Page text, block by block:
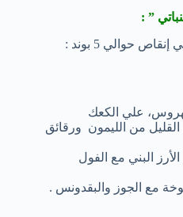
” :
علي الكعك
من الليمون ورقائق
البني مع الفول
مع الجوز والبقدونس .